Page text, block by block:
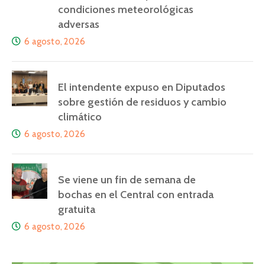
condiciones meteorológicas
adversas
6 agosto, 2026
El intendente expuso en Diputados
sobre gestión de residuos y cambio
climático
6 agosto, 2026
Se viene un fin de semana de
bochas en el Central con entrada
gratuita
6 agosto, 2026